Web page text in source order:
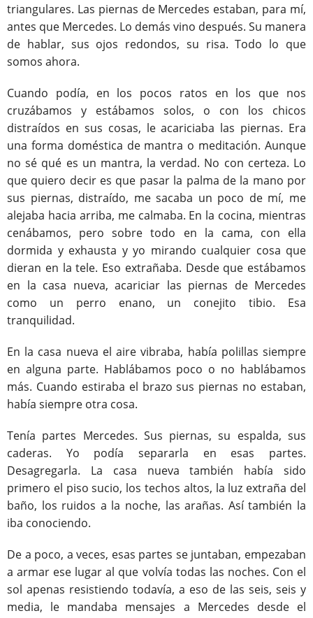
triangulares. Las piernas de Mercedes estaban, para mí,
antes que Mercedes. Lo demás vino después. Su manera
de hablar, sus ojos redondos, su risa. Todo lo que
somos ahora.
Cuando podía, en los pocos ratos en los que nos
cruzábamos y estábamos solos, o con los chicos
distraídos en sus cosas, le acariciaba las piernas. Era
una forma doméstica de mantra o meditación. Aunque
no sé qué es un mantra, la verdad. No con certeza. Lo
que quiero decir es que pasar la palma de la mano por
sus piernas, distraído, me sacaba un poco de mí, me
alejaba hacia arriba, me calmaba. En la cocina, mientras
cenábamos, pero sobre todo en la cama, con ella
dormida y exhausta y yo mirando cualquier cosa que
dieran en la tele. Eso extrañaba. Desde que estábamos
en la casa nueva, acariciar las piernas de Mercedes
como un perro enano, un conejito tibio. Esa
tranquilidad.
En la casa nueva el aire vibraba, había polillas siempre
en alguna parte. Hablábamos poco o no hablábamos
más. Cuando estiraba el brazo sus piernas no estaban,
había siempre otra cosa.
Tenía partes Mercedes. Sus piernas, su espalda, sus
caderas. Yo podía separarla en esas partes.
Desagregarla. La casa nueva también había sido
primero el piso sucio, los techos altos, la luz extraña del
baño, los ruidos a la noche, las arañas. Así también la
iba conociendo.
De a poco, a veces, esas partes se juntaban, empezaban
a armar ese lugar al que volvía todas las noches. Con el
sol apenas resistiendo todavía, a eso de las seis, seis y
media, le mandaba mensajes a Mercedes desde el